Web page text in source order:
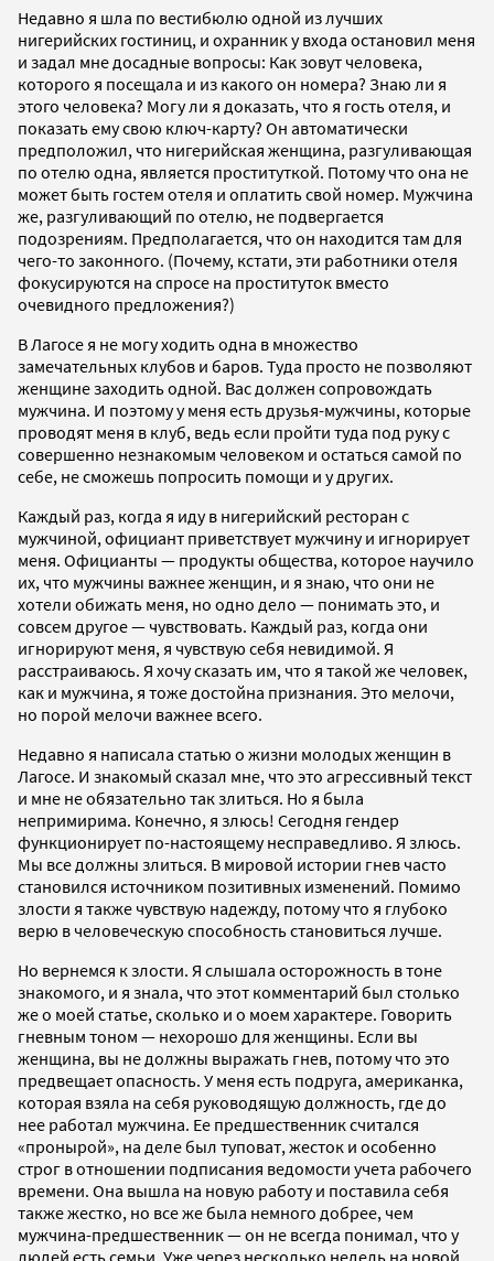
Недавно я шла по вестибюлю одной из лучших
нигерийских гостиниц, и охранник у входа остановил меня
и задал мне досадные вопросы: Как зовут человека,
которого я посещала и из какого он номера? Знаю ли я
этого человека? Могу ли я доказать, что я гость отеля, и
показать ему свою ключ-карту? Он автоматически
предположил, что нигерийская женщина, разгуливающая
по отелю одна, является проституткой. Потому что она не
может быть гостем отеля и оплатить свой номер. Мужчина
же, разгуливающий по отелю, не подвергается
подозрениям. Предполагается, что он находится там для
чего-то законного. (Почему, кстати, эти работники отеля
фокусируются на спросе на проституток вместо
очевидного предложения?)
В Лагосе я не могу ходить одна в множество
замечательных клубов и баров. Туда просто не позволяют
женщине заходить одной. Вас должен сопровождать
мужчина. И поэтому у меня есть друзья-мужчины, которые
проводят меня в клуб, ведь если пройти туда под руку с
совершенно незнакомым человеком и остаться самой по
себе, не сможешь попросить помощи и у других.
Каждый раз, когда я иду в нигерийский ресторан с
мужчиной, официант приветствует мужчину и игнорирует
меня. Официанты — продукты общества, которое научило
их, что мужчины важнее женщин, и я знаю, что они не
хотели обижать меня, но одно дело — понимать это, и
совсем другое — чувствовать. Каждый раз, когда они
игнорируют меня, я чувствую себя невидимой. Я
расстраиваюсь. Я хочу сказать им, что я такой же человек,
как и мужчина, я тоже достойна признания. Это мелочи,
но порой мелочи важнее всего.
Недавно я написала статью о жизни молодых женщин в
Лагосе. И знакомый сказал мне, что это агрессивный текст
и мне не обязательно так злиться. Но я была
непримирима. Конечно, я злюсь! Сегодня гендер
функционирует по-настоящему несправедливо. Я злюсь.
Мы все должны злиться. В мировой истории гнев часто
становился источником позитивных изменений. Помимо
злости я также чувствую надежду, потому что я глубоко
верю в человеческую способность становиться лучше.
Но вернемся к злости. Я слышала осторожность в тоне
знакомого, и я знала, что этот комментарий был столько
же о моей статье, сколько и о моем характере. Говорить
гневным тоном — нехорошо для женщины. Если вы
женщина, вы не должны выражать гнев, потому что это
предвещает опасность. У меня есть подруга, американка,
которая взяла на себя руководящую должность, где до
нее работал мужчина. Ее предшественник считался
«пронырой», на деле был туповат, жесток и особенно
строг в отношении подписания ведомости учета рабочего
времени. Она вышла на новую работу и поставила себя
также жестко, но все же была немного добрее, чем
мужчина-предшественник — он не всегда понимал, что у
людей есть семьи. Уже через несколько недель на новой